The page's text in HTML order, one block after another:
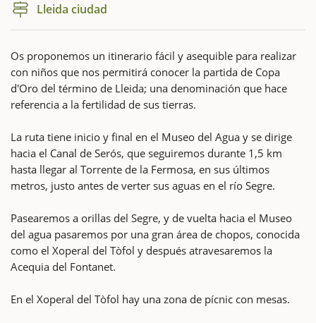
Lleida ciudad
Os proponemos un itinerario fácil y asequible para realizar
con niños que nos permitirá conocer la partida de Copa
d'Oro del término de Lleida; una denominación que hace
referencia a la fertilidad de sus tierras.
La ruta tiene inicio y final en el Museo del Agua y se dirige
hacia el Canal de Serós, que seguiremos durante 1,5 km
hasta llegar al Torrente de la Fermosa, en sus últimos
metros, justo antes de verter sus aguas en el río Segre.
Pasearemos a orillas del Segre, y de vuelta hacia el Museo
del agua pasaremos por una gran área de chopos, conocida
como el Xoperal del Tòfol y después atravesaremos la
Acequia del Fontanet.
En el Xoperal del Tòfol hay una zona de pícnic con mesas.